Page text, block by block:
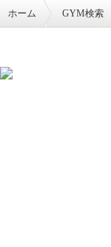
ホーム GYM検索